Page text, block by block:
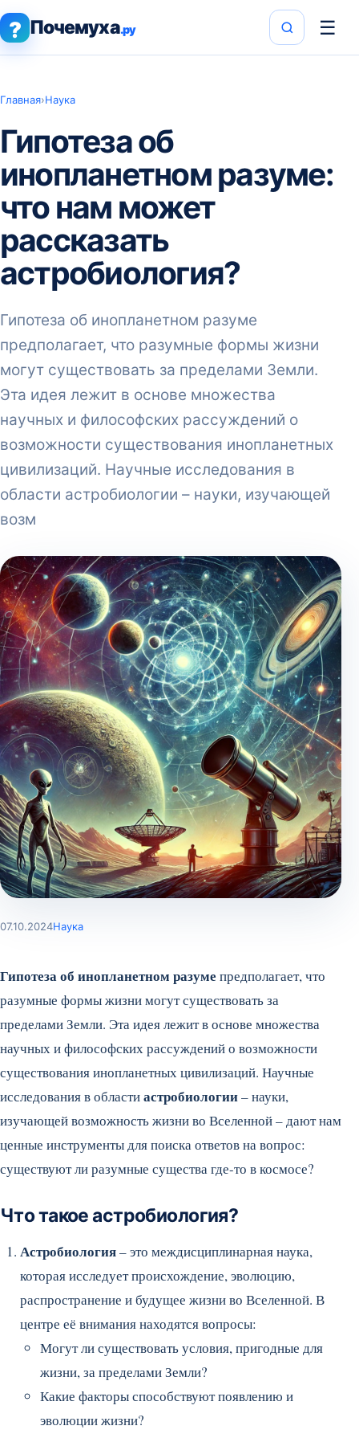
? Почемуха.ру ☰
Главная›Наука
Гипотеза об
инопланетном разуме:
что нам может
рассказать
астробиология?
Гипотеза об инопланетном разуме
предполагает, что разумные формы жизни
могут существовать за пределами Земли.
Эта идея лежит в основе множества
научных и философских рассуждений о
возможности существования инопланетных
цивилизаций. Научные исследования в
области астробиологии – науки, изучающей
возм
07.10.2024Наука
Гипотеза об инопланетном разуме предполагает, что
разумные формы жизни могут существовать за
пределами Земли. Эта идея лежит в основе множества
научных и философских рассуждений о возможности
существования инопланетных цивилизаций. Научные
исследования в областиастробиологии– науки,
изучающей возможность жизни во Вселенной – дают нам
ценные инструменты для поиска ответов на вопрос:
существуют ли разумные существа где-то в космосе?
Что такое астробиология?
Астробиология– это междисциплинарная наука,
которая исследует происхождение, эволюцию,
распространение и будущее жизни во Вселенной. В
центре её внимания находятся вопросы:
Могут ли существовать условия, пригодные для
жизни, за пределами Земли?
Какие факторы способствуют появлению и
эволюции жизни?